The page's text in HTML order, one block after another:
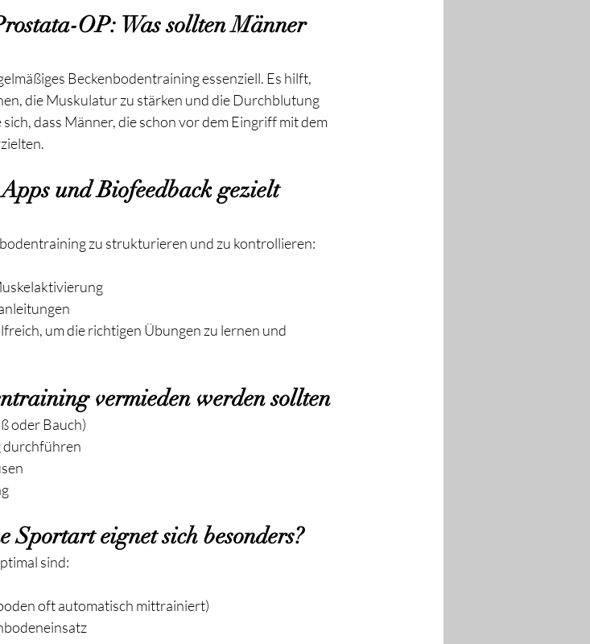
OP: Was sollten Männer
Beckenbodentraining essenziell. Es hilft,
die Muskulatur zu stärken und die Durchblutung
dass Männer, die schon vor dem Eingriff mit dem
und Biofeedback gezielt
zu strukturieren und zu kontrollieren:
um die richtigen Übungen zu lernen und
vermieden werden sollten
oder Bauch)
durchführen
Sportart eignet sich besonders?
sind:
oft automatisch mittrainiert)